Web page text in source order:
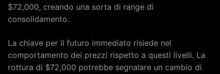
$72,000, creando una sorta di range di
consolidamento.
La chiave per il futuro immediato risiede nel
comportamento dei prezzi rispetto a questi livelli. La
rottura di $72,000 potrebbe segnalare un cambio di